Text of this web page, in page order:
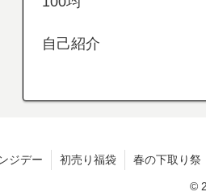
自己紹介
ジデー 初売り福袋 春の下取り祭
©